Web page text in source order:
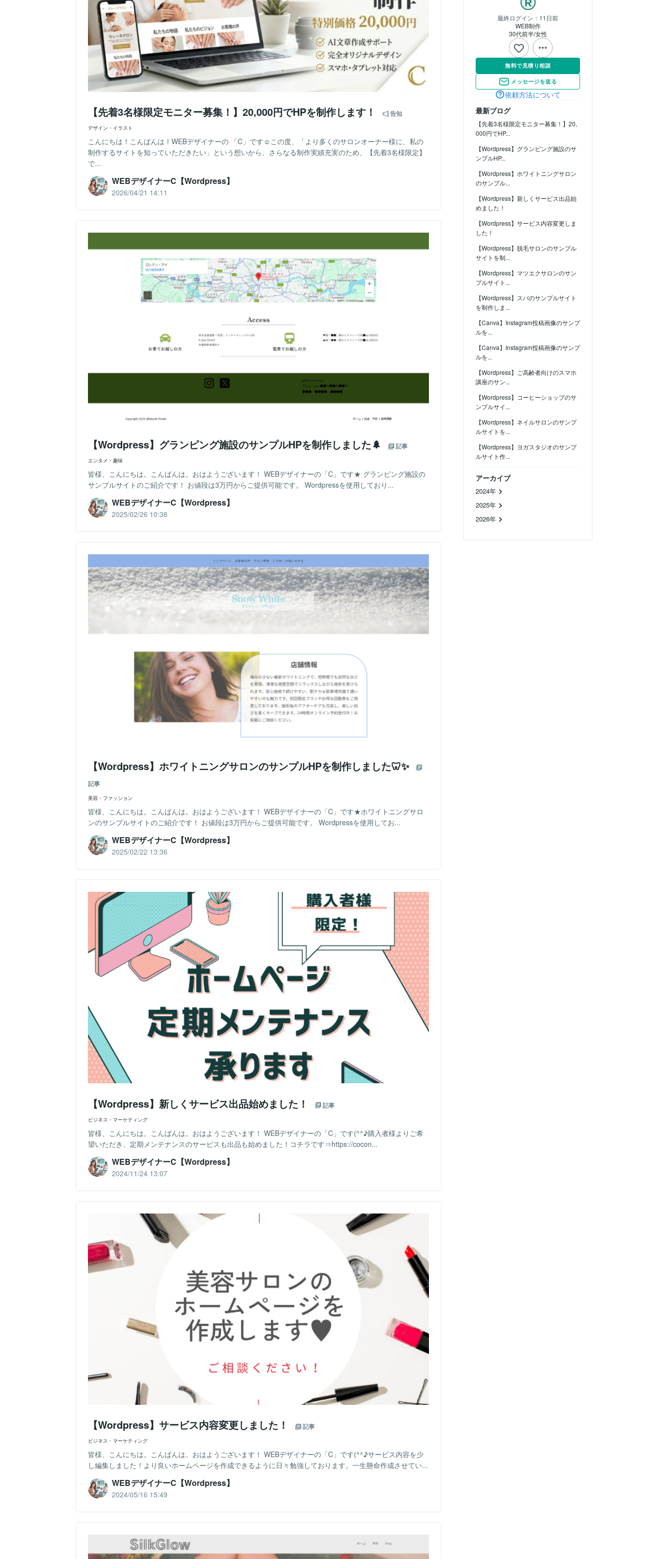
最終ログイン： 11日前
WEB制作
30代前半女性
無料で見積り相談
メッセージを送る
依頼方法について
最新ブログ
【先着3名様限定モニター募集！】20,
000円でHP...
【Wordpress】グランピング施設のサ
ンプルHP...
【Wordpress】ホワイトニングサロン
のサンプル...
【Wordpress】新しくサービス出品始
めました！
【Wordpress】サービス内容変更しま
した！
【Wordpress】脱毛サロンのサンプル
サイトを制...
【Wordpress】マツエクサロンのサン
プルサイト...
【Wordpress】スパのサンプルサイト
を制作しま...
【Canva】Instagram投稿画像のサンプ
ルを...
【Canva】Instagram投稿画像のサンプ
ルを...
【Wordpress】ご高齢者向けのスマホ
講座のサン...
【Wordpress】コーヒーショップのサ
ンプルサイ...
【Wordpress】ネイルサロンのサンプ
ルサイトを...
【Wordpress】ヨガスタジオのサンプ
ルサイト作...
アーカイブ
2024年
2025年
2026年
【先着3名様限定モニター募集！】20,000円でHPを制作します！ 告知
デザイン・イラスト
こんにちは！こんばんは！WEBデザイナーの 「C」です☺この度、「より多くのサロンオーナー様に、私の
制作するサイトを知っていただきたい」という想いから、さらなる制作実績充実のため、【先着3名様限定】
で...
WEBデザイナーC【Wordpress】
2026/04/21 14:11
【Wordpress】グランピング施設のサンプルHPを制作しました🌲 記事
エンタメ・趣味
皆様、こんにちは。こんばんは。おはようございます！ WEBデザイナーの「C」です★ グランピング施設の
サンプルサイトのご紹介です！ お値段は3万円からご提供可能です。 Wordpressを使用しており...
WEBデザイナーC【Wordpress】
2025/02/26 10:38
【Wordpress】ホワイトニングサロンのサンプルHPを制作しました🦷✨
記事
美容・ファッション
皆様、こんにちは。こんばんは。おはようございます！ WEBデザイナーの「C」です★ホワイトニングサロ
ンのサンプルサイトのご紹介です！ お値段は3万円からご提供可能です。 Wordpressを使用してお...
WEBデザイナーC【Wordpress】
2025/02/22 13:36
【Wordpress】新しくサービス出品始めました！ 記事
ビジネス・マーケティング
皆様、こんにちは。こんばんは。おはようございます！ WEBデザイナーの「C」です(^^♪購入者様よりご希
望いただき、定期メンテナンスのサービスも出品も始めました！コチラです⇒https://cocon...
WEBデザイナーC【Wordpress】
2024/11/24 13:07
【Wordpress】サービス内容変更しました！ 記事
ビジネス・マーケティング
皆様、こんにちは。こんばんは。おはようございます！ WEBデザイナーの「C」です(^^♪サービス内容を少
し編集しました！より良いホームページを作成できるように日々勉強しております。一生懸命作成させてい...
WEBデザイナーC【Wordpress】
2024/05/16 15:49